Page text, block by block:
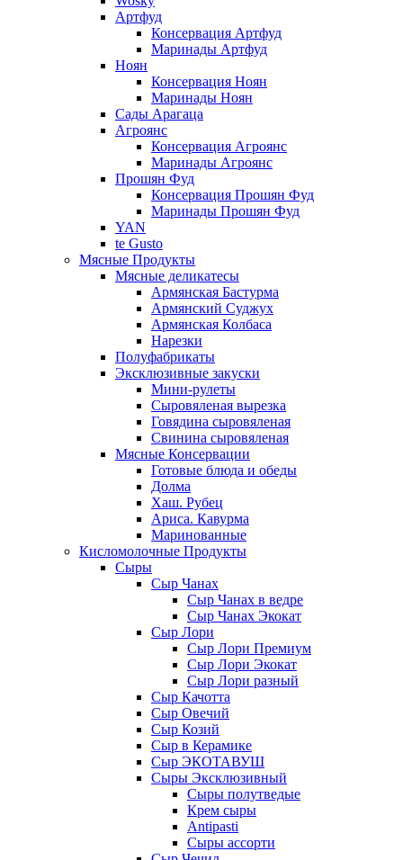
Артфуд
Консервация Артфуд
Маринады Артфуд
Ноян
Консервация Ноян
Маринады Ноян
Сады Арагаца
Агроянс
Консервация Агроянс
Маринады Агроянс
Прошян Фуд
Консервация Прошян Фуд
Маринады Прошян Фуд
YAN
te Gusto
Мясные Продукты
Мясные деликатесы
Армянская Бастурма
Армянский Суджух
Армянская Колбаса
Нарезки
Полуфабрикаты
Эксклюзивные закуски
Мини-рулеты
Сыровяленая вырезка
Говядина сыровяленая
Свинина сыровяленая
Мясные Консервации
Готовые блюда и обеды
Долма
Хаш. Рубец
Ариса. Кавурма
Маринованные
Кисломолочные Продукты
Сыры
Сыр Чанах
Сыр Чанах в ведре
Сыр Чанах Экокат
Сыр Лори
Сыр Лори Премиум
Сыр Лори Экокат
Сыр Лори разный
Сыр Качотта
Сыр Овечий
Сыр Козий
Сыр в Керамике
Сыр ЭКОТАВУШ
Сыры Эксклюзивный
Сыры полутведые
Крем сыры
Antipasti
Сыры ассорти